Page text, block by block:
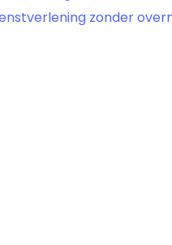
zonder